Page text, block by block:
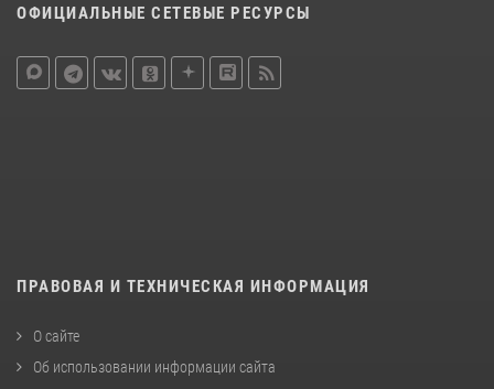
ОФИЦИАЛЬНЫЕ СЕТЕВЫЕ РЕСУРСЫ
ПРАВОВАЯ И ТЕХНИЧЕСКАЯ ИНФОРМАЦИЯ
О сайте
Об использовании информации сайта